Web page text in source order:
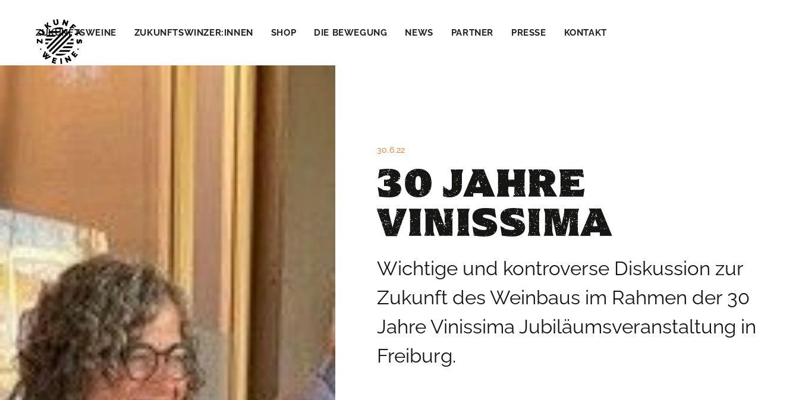
ZUKUNFTSWEINE ZUKUNFTSWINZER:INNEN SHOP DIE BEWEGUNG NEWS PARTNER PRESSE KONTAKT
30.6.22
30 JAHRE
VINISSIMA
Wichtige und kontroverse Diskussion zur
Zukunft des Weinbaus im Rahmen der 30
Jahre Vinissima Jubiläumsveranstaltung in
Freiburg.